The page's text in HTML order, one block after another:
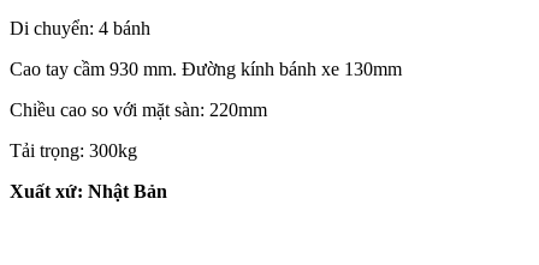
Di chuyển: 4 bánh
Cao tay cầm 930 mm. Đường kính bánh xe 130mm
Chiều cao so với mặt sàn: 220mm
Tải trọng: 300kg
Xuất xứ: Nhật Bản